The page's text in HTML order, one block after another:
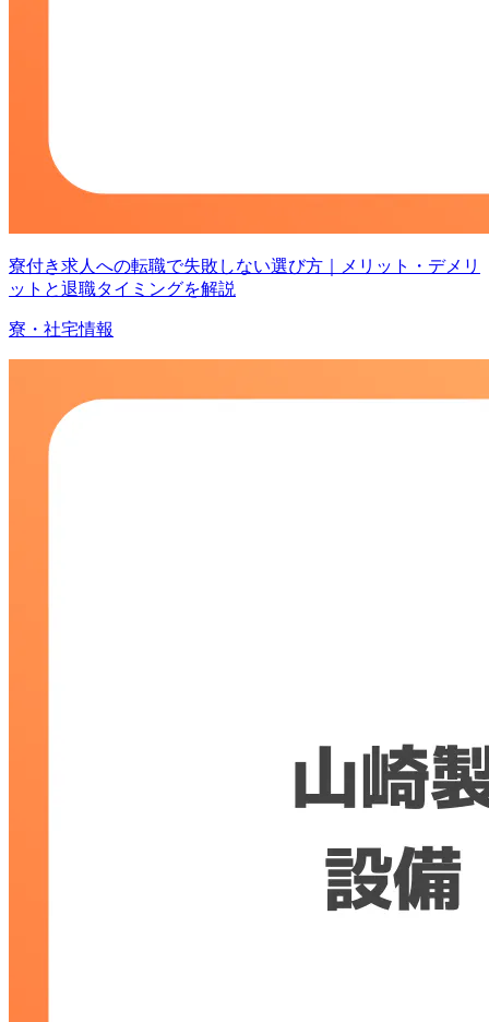
寮付き求人への転職で失敗しない選び方｜メリット・デメリ
ットと退職タイミングを解説
寮・社宅情報